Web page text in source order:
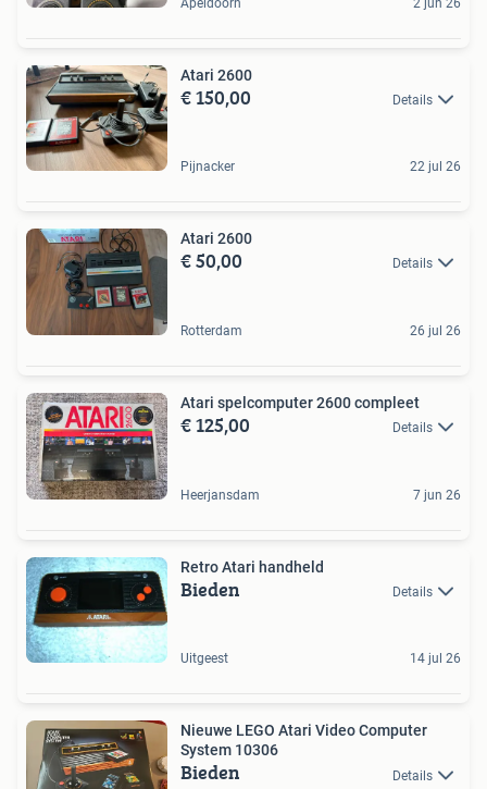
Atari 2600
€ 150,00 Details
Pijnacker 22 jul 26
Atari 2600
€ 50,00 Details
Rotterdam 26 jul 26
Atari spelcomputer 2600 compleet
€ 125,00 Details
Heerjansdam 7 jun 26
Retro Atari handheld
Bieden Details
Uitgeest 14 jul 26
Nieuwe LEGO Atari Video Computer
System 10306
Bieden Details